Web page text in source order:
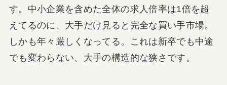
す。中小企業を含めた全体の求人倍率は1倍を超
えてるのに、大手だけ見ると完全な買い手市場。
しかも年々厳しくなってる。これは新卒でも中途
でも変わらない、大手の構造的な狭さです。